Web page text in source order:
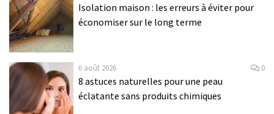
Isolation maison : les erreurs à éviter pour
économiser sur le long terme
6 août 2026 0
8 astuces naturelles pour une peau
éclatante sans produits chimiques